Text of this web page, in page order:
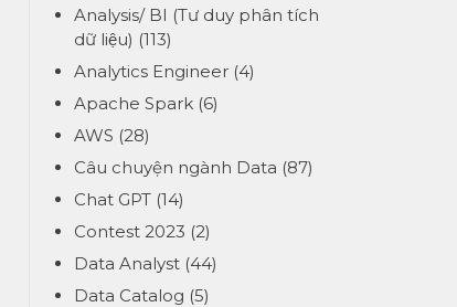
Analysis/ BI (Tư duy phân tích
dữ liệu) (113)
Analytics Engineer (4)
Apache Spark (6)
AWS (28)
Câu chuyện ngành Data (87)
Chat GPT (14)
Contest 2023 (2)
Data Analyst (44)
Data Catalog (5)